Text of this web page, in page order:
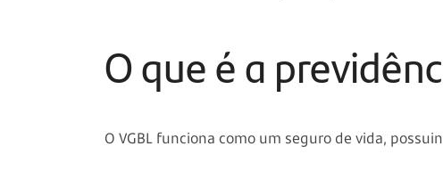
O que é a
O VGBL funciona como um seguro de vida,